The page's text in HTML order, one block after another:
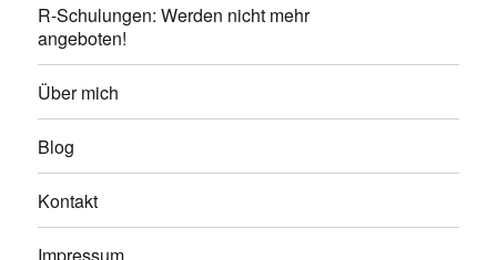
R-Schulungen: Werden nicht mehr
angeboten!
Über mich
Blog
Kontakt
Impressum